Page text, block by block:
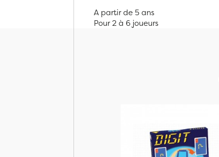
A partir de 5 ans
Pour 2 à 6 joueurs